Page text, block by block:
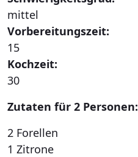
mittel
Vorbereitungszeit:
15
Kochzeit:
30
Zutaten für 2 Personen:
2 Forellen
1 Zitrone